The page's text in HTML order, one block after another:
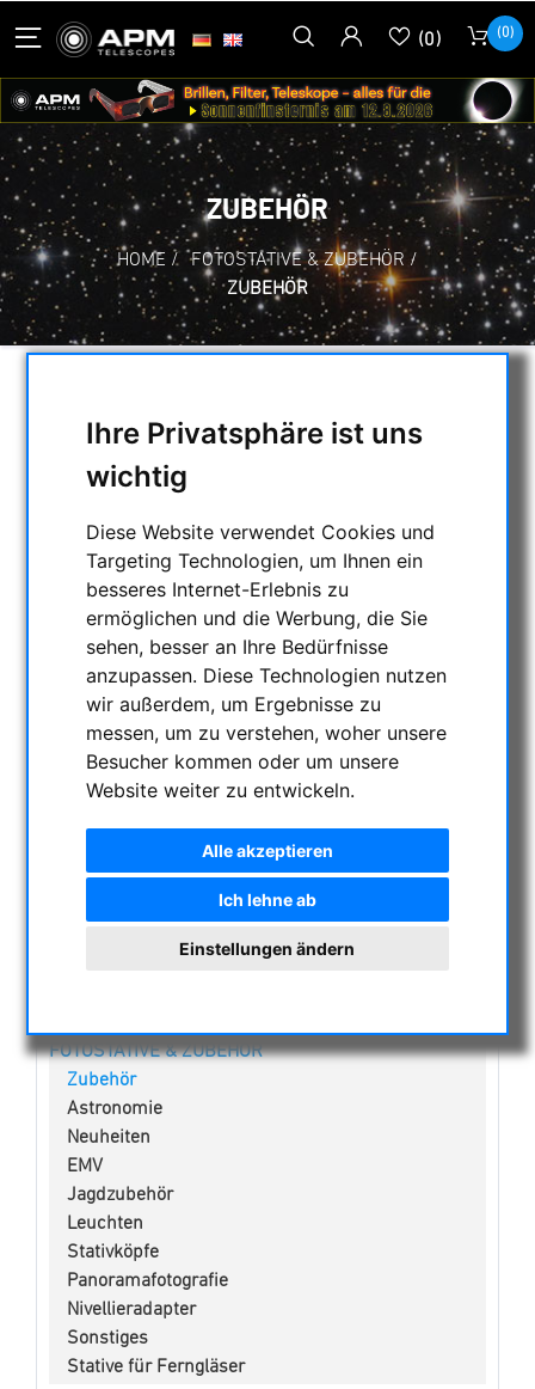
Ihre Privatsphäre ist uns
wichtig
Diese Website verwendet Cookies und
Targeting Technologien, um Ihnen ein
besseres Internet-Erlebnis zu
ermöglichen und die Werbung, die Sie
sehen, besser an Ihre Bedürfnisse
anzupassen. Diese Technologien nutzen
wir außerdem, um Ergebnisse zu
messen, um zu verstehen, woher unsere
Besucher kommen oder um unsere
Website weiter zu entwickeln.
Alle akzeptieren
Ich lehne ab
Einstellungen ändern
(0) (0)
ZUBEHÖR
HOME / FOTOSTATIVE & ZUBEHÖR /
ZUBEHÖR
KATEGORIEN
ENTFERNUNGSMESSER
AKTUELLE ANGEBOTE
ASTROPROFESSIONAL TELESCOPES
SECONDHAND & LAGERBESTAND
APM PRODUKTE
ASTROEINSTIEG
MONTIERUNGEN & STATIVE
CMOS & CCD KAMERAS
OPTISCHES ZUBEHÖR
FOTOSTATIVE & ZUBEHÖR
Zubehör
Astronomie
Neuheiten
EMV
Jagdzubehör
Leuchten
Stativköpfe
Panoramafotografie
Nivellieradapter
Sonstiges
Stative für Ferngläser